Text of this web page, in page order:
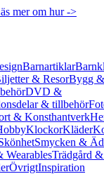
mer om hur ->
Barnartiklar
& ResorBygg
DVD &
& tillbehör
& Konsthantverk
KlockorKläder
Smycken &
WearablesTrädgård
ÖvrigtInspiration